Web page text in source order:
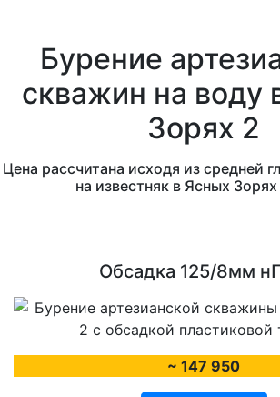
Бурение
скважин на воду
Зорях 2
Цена рассчитана исходя из средней
на известняк в Ясных
Обсадка 125/8мм
~ 147 950